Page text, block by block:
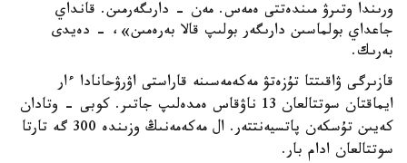
ورىندا وتىرۋ مىندەتتى ەمەس. مەن - دارىگەرمىن. قانداي
جاعداي بولماسىن دارىگەر بولىپ قالا بەرەمىن»، - دەيدى
بەرىك.
قازىرگى ۋاقىتتا تۇزەتۋ مەكەمەسىنە قاراستى اۋرۋحانادا ءار
ايماقتان سوتتالعان 13 ناۋقاس ەمدەلىپ جاتىر. كوبى - وتادان
كەيىن تۇسكەن پاتسيەنتتەر. ال مەكەمەنىڭ وزىندە 300 گە تارتا
سوتتالعان ادام بار.